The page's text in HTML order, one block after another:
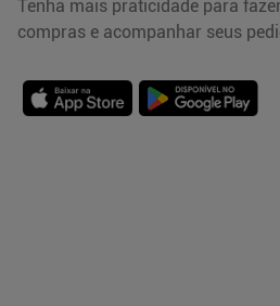
Tenha mais praticidade para
compras e acompanhar seus